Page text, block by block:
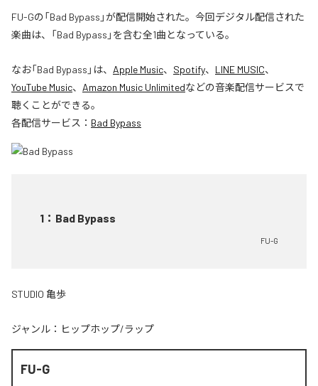
FU-Gの「Bad Bypass」が配信開始された。今回デジタル配信された
楽曲は、「Bad Bypass」を含む全1曲となっている。
なお「Bad Bypass 」は、 Apple Music、 Spotify、 LINE MUSIC、
YouTube Music、 Amazon Music Unlimitedなどの音楽配信サービスで
聴くことができる。
各配信サービス： Bad Bypass
1 ： Bad Bypass
FU-G
STUDIO 亀歩
ジャンル： ヒップホップ/ラップ
FU-G